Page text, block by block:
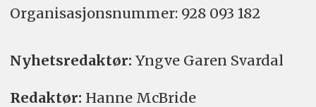
Organisasjons­nummer: 928 093 182
Nyhetsredaktør: Yngve Garen Svardal
Redaktør: Hanne McBride